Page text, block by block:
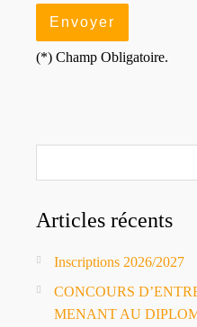
(*) Champ Obligatoire.
Articles récents
Inscriptions 2026/2027
CONCOURS
MENANT AU